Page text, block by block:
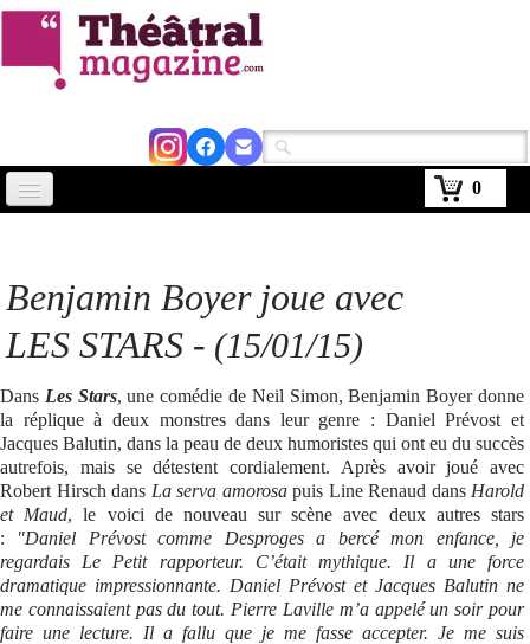
0
Avignon 2026
Agenda
Kiosque
Abonnement▼
Se connecter
Benjamin Boyer joue avec
LES STARS - (15/01/15)
Dans Les Stars, une comédie de Neil Simon, Benjamin Boyer donne
la réplique à deux monstres dans leur genre : Daniel Prévost et
Jacques Balutin, dans la peau de deux humoristes qui ont eu du succès
autrefois, mais se détestent cordialement. Après avoir joué avec
Robert Hirsch dans La serva amorosapuis Line Renaud dans Harold
et Maud, le voici de nouveau sur scène avec deux autres stars
: "Daniel Prévost comme Desproges a bercé mon enfance, je
regardais Le Petit rapporteur. C’était mythique. Il a une force
dramatique impressionnante. Daniel Prévost et Jacques Balutin ne
me connaissaient pas du tout. Pierre Laville m’a appelé un soir pour
faire une lecture. Il a fallu que je me fasse accepter. Je me suis